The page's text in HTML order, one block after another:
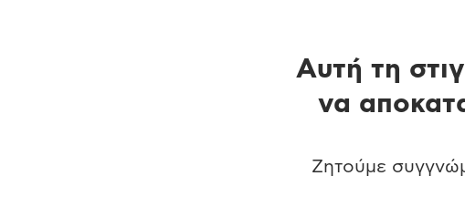
Αυτή τη
να
Ζητούμε